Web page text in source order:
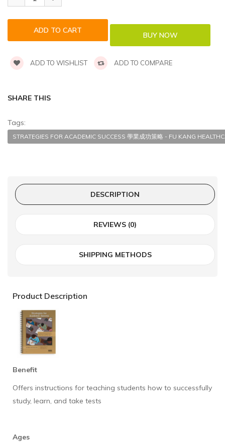
ADD TO WISHLIST ADD TO COMPARE
SHARE THIS
Tags:
STRATEGIES FOR ACADEMIC SUCCESS 學業成功策略 - FU KANG
DESCRIPTION
REVIEWS (0)
SHIPPING METHODS
Product Description
Benefit
Offers instructions for teaching students how to successfully
study, learn, and take tests
Ages